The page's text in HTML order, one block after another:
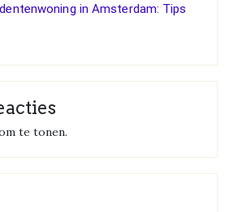
in Amsterdam: Tips
te tonen.